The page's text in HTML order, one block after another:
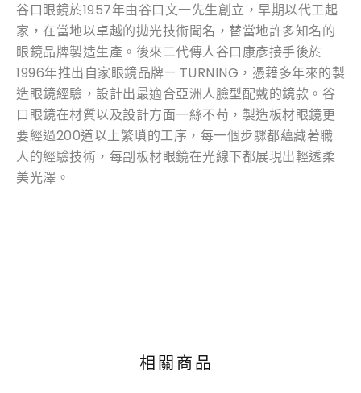
谷口眼鏡於1957年由谷口文一先生創立，早期以代工起
家，在當地以卓越的拋光技術聞名，替當地許多知名的
眼鏡品牌製造生產。後來二代傳人谷口康彥接手後於
1996年推出自家眼鏡品牌— TURNING，憑藉多年來的製
造眼鏡經驗，設計出最適合亞洲人臉型配戴的鏡款。谷
口眼鏡在材質以及設計方面一絲不苟，製造板材眼鏡更
要經過200道以上繁瑣的工序，每一個步驟都蘊藏著職
人的經驗技術，每副板材眼鏡在光線下都展現出輕透柔
美光澤。
相關商品